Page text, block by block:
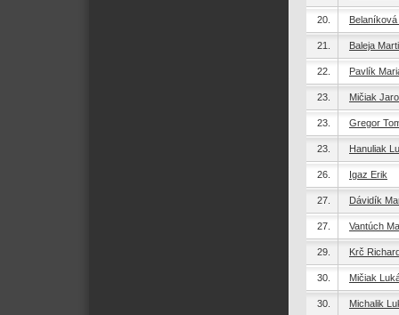
20. Belaníková
21. Baleja
22. Pavlík
23. Mičiak
23. Gregor
23. Hanuliak
26. Igaz Erik
27. Dávidík
27. Vantúch
29. Krč
30. Mičiak
30. Michalik